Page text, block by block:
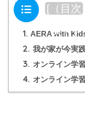
目次 [ （目次
る）]
1. AERA with
2. 我が家が今実
3. オンライン学
4. オンライン学